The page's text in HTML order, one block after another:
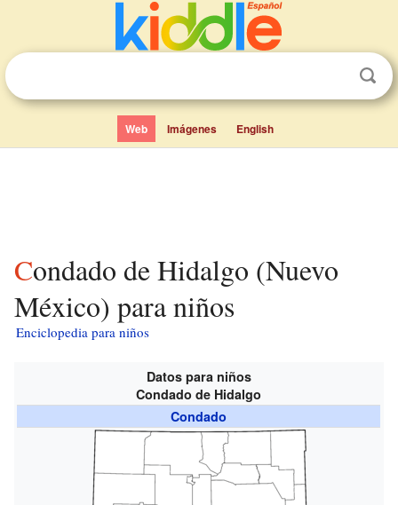
Web Imágenes English
Condado de Hidalgo (Nuevo
México) para niños
Enciclopedia para niños
Datos para niños
Condado de Hidalgo
Condado